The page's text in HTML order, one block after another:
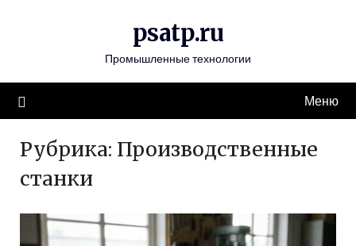
psatp.ru
Промышленные технологии
Меню
Рубрика: Производственные
станки